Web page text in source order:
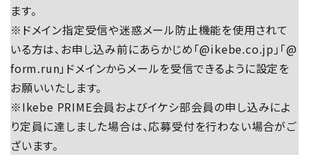
ます。
※ドメイン指定受信や迷惑メール防止機能を使用されて
いる方は、お申し込み前にあらかじめ「@ikebe.co.jp」「@
form.run」ドメインからメールを受信できるように設定を
お願いいたします。
※Ikebe PRIME会員およびイケシ部会員の申し込みによ
り定員に達しました場合は、応募受付を行わない場合がご
ざいます。